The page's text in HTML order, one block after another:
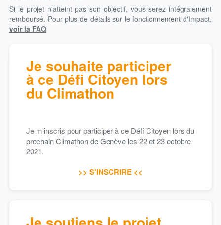
Si le projet n'atteint pas son objectif, vous serez intégralement
remboursé. Pour plus de détails sur le fonctionnement d'Impact,
voir la FAQ
Je souhaite participer
à ce Défi Citoyen lors
du Climathon
Je m'inscris pour participer à ce Défi Citoyen lors du
prochain Climathon de Genève les 22 et 23 octobre
2021.
>> S'INSCRIRE <<